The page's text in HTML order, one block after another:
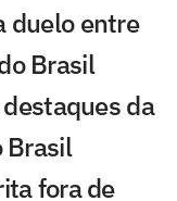
duelo entre
Brasil
da
Brasil
fora de